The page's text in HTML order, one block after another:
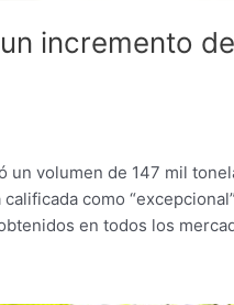
incremento
volumen de 147 mil
como
en todos los